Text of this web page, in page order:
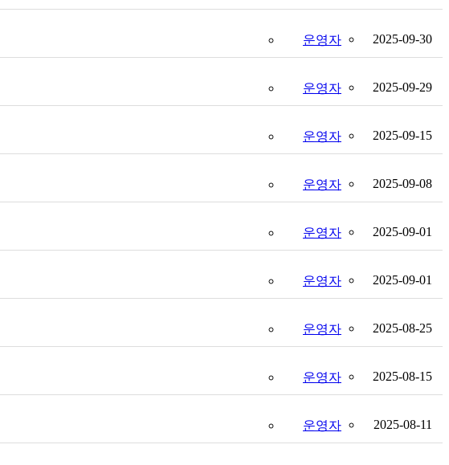
운영자 2025-09-30
운영자 2025-09-29
운영자 2025-09-15
운영자 2025-09-08
운영자 2025-09-01
운영자 2025-09-01
운영자 2025-08-25
운영자 2025-08-15
운영자 2025-08-11